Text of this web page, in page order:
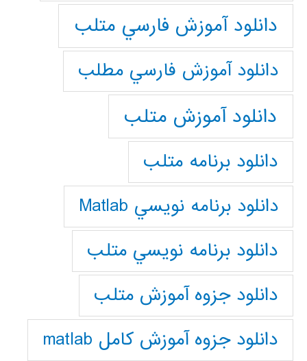
دانلود آموزش فارسي متلب
دانلود آموزش فارسي مطلب
دانلود آموزش متلب
دانلود برنامه متلب
دانلود برنامه نويسي Matlab
دانلود برنامه نويسي متلب
دانلود جزوه آموزش متلب
دانلود جزوه آموزش کامل matlab